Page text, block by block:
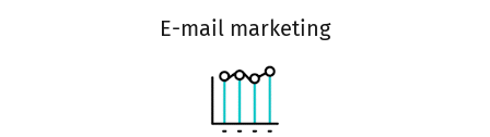
E-mail marketing